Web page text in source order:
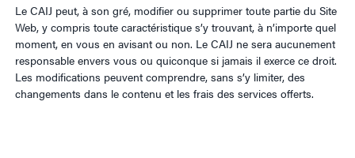
Le CAIJ peut, à son gré, modifier ou supprimer toute partie du Site
Web, y compris toute caractéristique s’y trouvant, à n’importe quel
moment, en vous en avisant ou non. Le CAIJ ne sera aucunement
responsable envers vous ou quiconque si jamais il exerce ce droit.
Les modifications peuvent comprendre, sans s’y limiter, des
changements dans le contenu et les frais des services offerts.